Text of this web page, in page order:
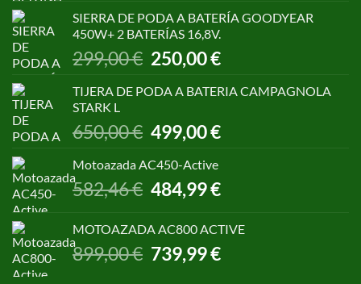
era:
1.055,00 €.
es:
SIERRA DE PODA A BATERÍA GOODYEAR
450W+ 2 BATERÍAS 16,8V.
299,00€ El
precio
original
299,00 €.
250,00€El
precio
actual
250,00 €.
TIJERA DE PODA A BATERIA CAMPAGNOLA
STARK L
650,00€
El
precio
original
650,00 €.
499,00€El
precio
499,00 €.
Motoazada AC450-Active
582,46€
El
precio
era:
582,46 €.
484,99€El
precio
es:
484,99 €.
MOTOAZADA AC800 ACTIVE
899,00€ El
precio
739,99€El
precio